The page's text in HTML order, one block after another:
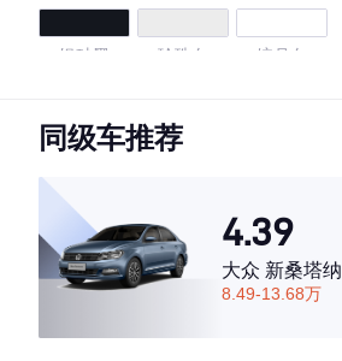
银砂黑 珍珠白 皎月白
枫林红 玉脂白
4.55
·外观表现一般，低于55%同级车
同级车推荐
4.39
大众 新桑塔纳
8.49-13.68万